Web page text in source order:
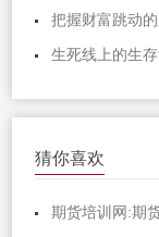
把握财富跳动
生死线上的生
猜你喜欢
期货培训网:期